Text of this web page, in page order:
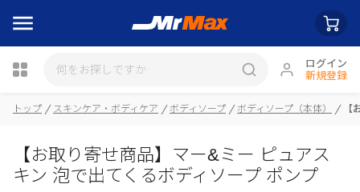
ログイン
新規登録
瓶詰
トップ スキンケア・ボディケア ボディソープ ボディソープ（本体） 【
【お取り寄せ商品】マー&ミー ピュアス
キン 泡で出てくるボディソープ ポンプ